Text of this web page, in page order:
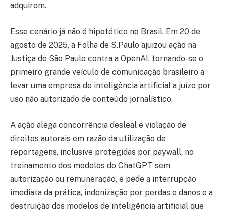
adquirem.
Esse cenário já não é hipotético no Brasil. Em 20 de
agosto de 2025, a Folha de S.Paulo ajuizou ação na
Justiça de São Paulo contra a OpenAI, tornando-se o
primeiro grande veículo de comunicação brasileiro a
levar uma empresa de inteligência artificial a juízo por
uso não autorizado de conteúdo jornalístico.
A ação alega concorrência desleal e violação de
direitos autorais em razão da utilização de
reportagens, inclusive protegidas por paywall, no
treinamento dos modelos do ChatGPT sem
autorização ou remuneração, e pede a interrupção
imediata da prática, indenização por perdas e danos e a
destruição dos modelos de inteligência artificial que